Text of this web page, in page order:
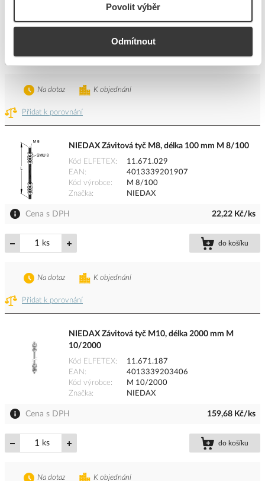
Povolit výběr
Odmítnout
NIEDAX
Cena s DPH 29,85 Kč/ks
ks do košíku
Přidat k porovnání
K objednání
Na dotaz
NIEDAX Závitová tyč M8, délka 100 mm M 8/100
Kód ELFETEX
11.671.029
EAN
4013339201907
Kód výrobce
M 8/100
Značka
NIEDAX
Cena s DPH 22,22 Kč/ks
ks do košíku
Přidat k porovnání
K objednání
Na dotaz
NIEDAX Závitová tyč M10, délka 2000 mm M
10/2000
Kód ELFETEX
11.671.187
EAN
4013339203406
Kód výrobce
M 10/2000
Značka
NIEDAX
Cena s DPH 159,68 Kč/ks
ks do košíku
K objednání
Na dotaz